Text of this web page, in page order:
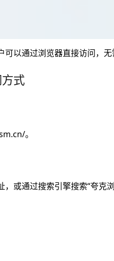
以通过浏览器直接访问，无
式
。
或通过搜索引擎搜索“夸克